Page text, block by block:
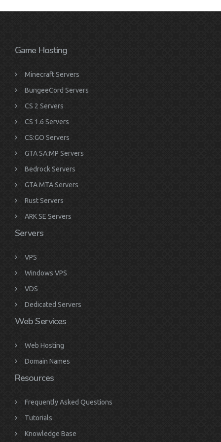
Game Hosting
Minecraft Servers
BungeeCord Servers
CS 2 Servers
CS 1.6 Servers
CS:GO Servers
GTA SA:MP Servers
Bedrock Servers
GTA MTA Servers
Rust Servers
ARK SE Servers
Servers
VPS
Windows VPS
VDS
Dedicated Servers
Web Services
Web Hosting
Domain Names
Resources
Frequently Asked Questions
Tutorials
Knowledge Base